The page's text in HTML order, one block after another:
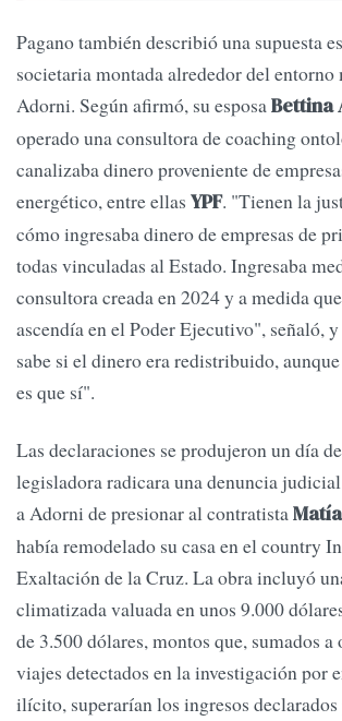
Pagano también describió una supuesta
societaria montada alrededor del entorno
Adorni. Según afirmó, su esposaBettina
operado una consultora de coaching
canalizaba dinero proveniente de
energético, entre ellas YPF. "Tienen la
cómo ingresaba dinero de empresas de
todas vinculadas al Estado. Ingresaba
consultora creada en 2024 y a medida
ascendía en el Poder Ejecutivo", señaló,
sabe si el dinero era redistribuido,
es que sí".
Las declaraciones se produjeron un día
legisladora radicara una denuncia
a Adorni de presionar al contratista
había remodelado su casa en el country
Exaltación de la Cruz. La obra incluyó
climatizada valuada en unos 9.000
de 3.500 dólares, montos que, sumados a
viajes detectados en la investigación por
ilícito, superarían los ingresos